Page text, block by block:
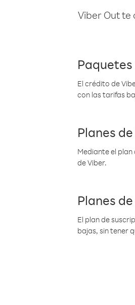
Viber Out te
El crédito de
con las tarifas
Planes
Mediante el
de Viber.
Planes
El plan de
bajas, sin tener